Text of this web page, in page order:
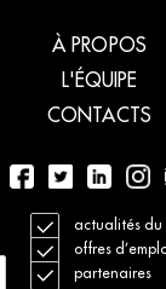
actualités du
offres
partenaires
À PROPOS
L'ÉQUIPE
CONTACTS
01 56 77 04 00
du Musicien.